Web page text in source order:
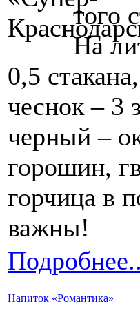
того
На
0,5
чеснок – 3
черный –
горошин,
горчица в
важны!
Напиток «Романтика»